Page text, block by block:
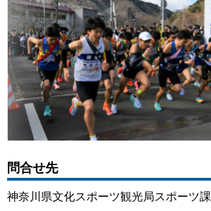
問合せ先
神奈川県文化スポーツ観光局スポーツ課